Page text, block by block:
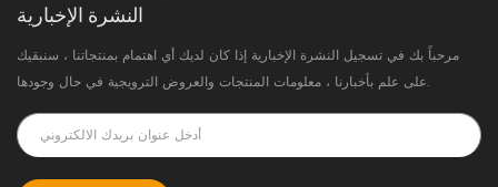
النشرة الإخبارية
مرحباً بك في تسجيل النشرة الإخبارية إذا كان لديك أي اهتمام بمنتجاتنا ، سنبقيك
على علم بأخبارنا ، معلومات المنتجات والعروض الترويجية في حال وجودها.